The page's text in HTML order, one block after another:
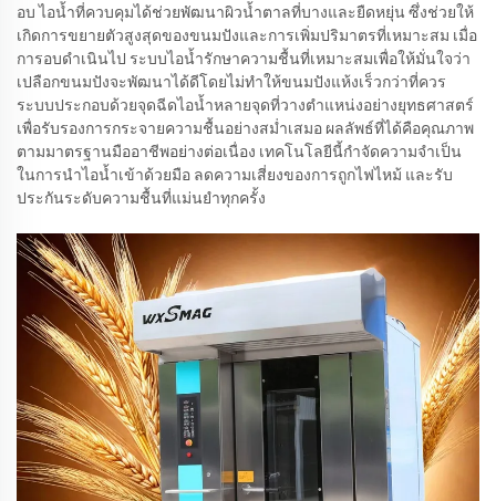
อบ ไอน้ำที่ควบคุมได้ช่วยพัฒนาผิวน้ำตาลที่บางและยืดหยุ่น ซึ่งช่วยให้
เกิดการขยายตัวสูงสุดของขนมปังและการเพิ่มปริมาตรที่เหมาะสม เมื่อ
การอบดำเนินไป ระบบไอน้ำรักษาความชื้นที่เหมาะสมเพื่อให้มั่นใจว่า
เปลือกขนมปังจะพัฒนาได้ดีโดยไม่ทำให้ขนมปังแห้งเร็วกว่าที่ควร
ระบบประกอบด้วยจุดฉีดไอน้ำหลายจุดที่วางตำแหน่งอย่างยุทธศาสตร์
เพื่อรับรองการกระจายความชื้นอย่างสม่ำเสมอ ผลลัพธ์ที่ได้คือคุณภาพ
ตามมาตรฐานมืออาชีพอย่างต่อเนื่อง เทคโนโลยีนี้กำจัดความจำเป็น
ในการนำไอน้ำเข้าด้วยมือ ลดความเสี่ยงของการถูกไฟไหม้ และรับ
ประกันระดับความชื้นที่แม่นยำทุกครั้ง